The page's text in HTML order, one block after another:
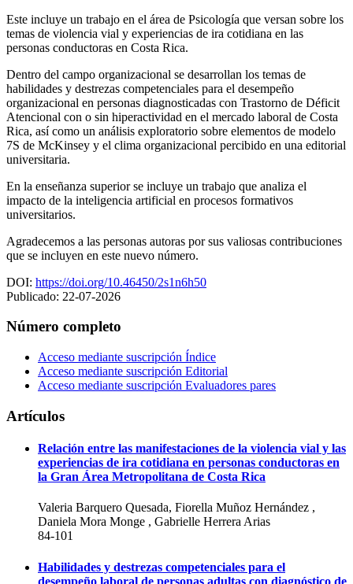
Este incluye un trabajo en el área de Psicología que versan sobre los
temas de violencia vial y experiencias de ira cotidiana en las
personas conductoras en Costa Rica.
Dentro del campo organizacional se desarrollan los temas de
habilidades y destrezas competenciales para el desempeño
organizacional en personas diagnosticadas con Trastorno de Déficit
Atencional con o sin hiperactividad en el mercado laboral de Costa
Rica, así como un análisis exploratorio sobre elementos de modelo
7S de McKinsey y el clima organizacional percibido en una editorial
universitaria.
En la enseñanza superior se incluye un trabajo que analiza el
impacto de la inteligencia artificial en procesos formativos
universitarios.
Agradecemos a las personas autoras por sus valiosas contribuciones
que se incluyen en este nuevo número.
DOI: https://doi.org/10.46450/2s1n6h50
Publicado: 22-07-2026
Número completo
Acceso mediante suscripción Índice
Acceso mediante suscripción Editorial
Acceso mediante suscripción Evaluadores pares
Artículos
Relación entre las manifestaciones de la violencia vial y las
experiencias de ira cotidiana en personas conductoras en
la Gran Área Metropolitana de Costa Rica
Valeria Barquero Quesada, Fiorella Muñoz Hernández ,
Daniela Mora Monge , Gabrielle Herrera Arias
84-101
Habilidades y destrezas competenciales para el
desempeño laboral de personas adultas con diagnóstico de